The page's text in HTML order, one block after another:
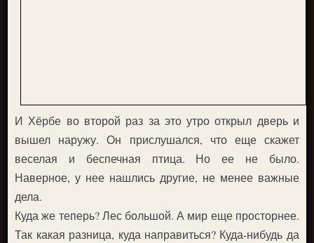
И Хёрбе во второй раз за это утро открыл дверь и
вышел наружу. Он прислушался, что еще скажет
веселая и беспечная птица. Но ее не было.
Наверное, у нее нашлись другие, не менее важные
дела.
Куда же теперь? Лес большой. А мир еще просторнее.
Так какая разница, куда направиться? Куда-нибудь да